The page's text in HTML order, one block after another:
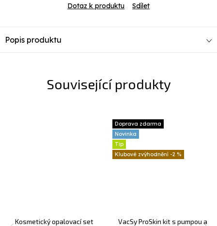
Dotaz k produktu
Sdílet
Popis produktu
Související produkty
Kosmetický opalovací set
Doprava zdarma
Novinka
Tip
-2 %
VacSy ProSkin kit s pumpou a